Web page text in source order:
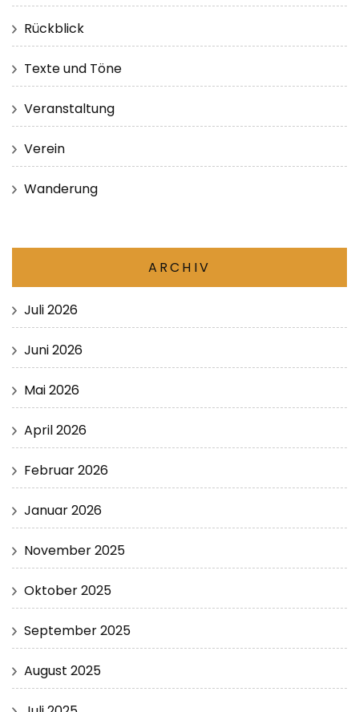
Rückblick
Texte und Töne
Veranstaltung
Verein
Wanderung
ARCHIV
Juli 2026
Juni 2026
Mai 2026
April 2026
Februar 2026
Januar 2026
November 2025
Oktober 2025
September 2025
August 2025